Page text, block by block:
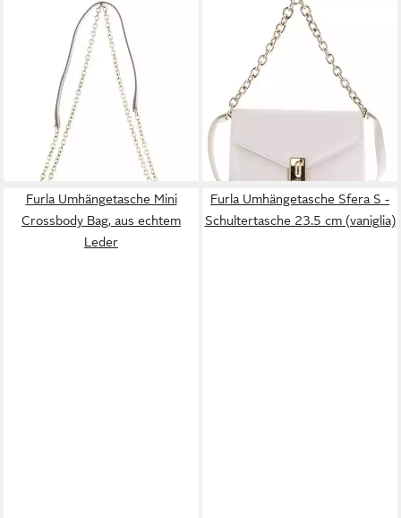
Umhängetasche 1927
ab 306,40 €
UVP 345,00 €
lieferbar - in 2-3 Werktagen bei dir
+9
Schultertasche Crossbody
Bag With Double Strap, aus
echtem Leder
459,50 €
-7%
lieferbar - in 2-3 Werktagen bei dir
Furla Umhängetasche Mini
Crossbody Bag, aus echtem
Leder
Furla Umhängetasche Sfera S -
Schultertasche 23.5 cm (vaniglia)